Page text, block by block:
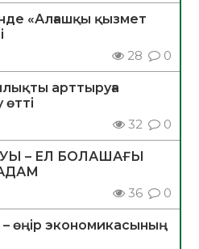
«Алғашқы қызмет
28 0
арттыруға
өтті
32 0
– ЕЛ БОЛАШАҒЫ
36 0
өңір экономикасының